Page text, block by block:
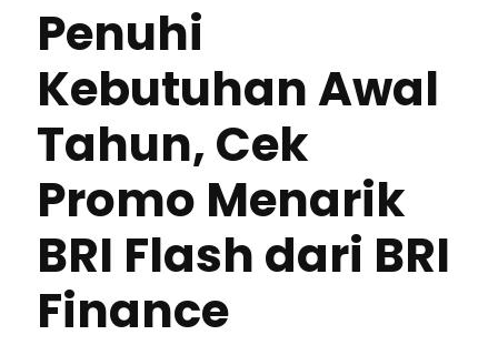
Penuhi
Kebutuhan Awal
Tahun, Cek
Promo Menarik
BRI Flash dari BRI
Finance